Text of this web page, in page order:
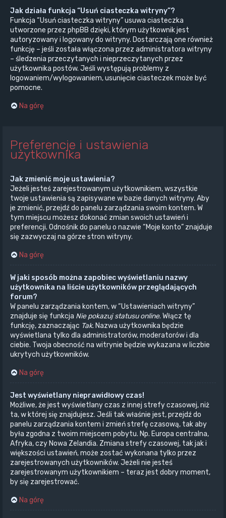
Jak działa funkcja “Usuń ciasteczka witryny”?
Funkcja “Usuń ciasteczka witryny” usuwa ciasteczka
utworzone przez phpBB dzięki, którym użytkownik jest
autoryzowany i logowany do witryny. Dostarczają one również
funkcję – jeśli została włączona przez administratora witryny
– śledzenia przeczytanych i nieprzeczytanych przez
użytkownika postów. Jeśli występują problemy z
logowaniem/wylogowaniem, usunięcie ciasteczek może być
pomocne.
Na górę
Preferencje i ustawienia
użytkownika
Jak zmienić moje ustawienia?
Jeżeli jesteś zarejestrowanym użytkownikiem, wszystkie
twoje ustawienia są zapisywane w bazie danych witryny. Aby
je zmienić, przejdź do panelu zarządzania swoim kontem. W
tym miejscu możesz dokonać zmian swoich ustawień i
preferencji. Odnośnik do panelu o nazwie “Moje konto” znajduje
się zazwyczaj na górze stron witryny.
Na górę
W jaki sposób można zapobiec wyświetlaniu nazwy
użytkownika na liście użytkowników przeglądających
forum?
W panelu zarządzania kontem, w “Ustawieniach witryny”
znajduje się funkcja Nie pokazuj statusu online. Włącz tę
funkcję, zaznaczając Tak. Nazwa użytkownika będzie
wyświetlana tylko dla administratorów, moderatorów i dla
ciebie. Twoja obecność na witrynie będzie wykazana w liczbie
ukrytych użytkowników.
Na górę
Jest wyświetlany nieprawidłowy czas!
Możliwe, że jest wyświetlany czas z innej strefy czasowej, niż
ta, w której się znajdujesz. Jeśli tak właśnie jest, przejdź do
panelu zarządzania kontem i zmień strefę czasową, tak aby
była zgodna z twoim miejscem pobytu. Np. Europa centralna,
Afryka, czy Nowa Zelandia. Zmiana strefy czasowej, tak jak i
większości ustawień, może zostać wykonana tylko przez
zarejestrowanych użytkowników. Jeżeli nie jesteś
zarejestrowanym użytkownikiem – teraz jest dobry moment,
by się zarejestrować.
Na górę